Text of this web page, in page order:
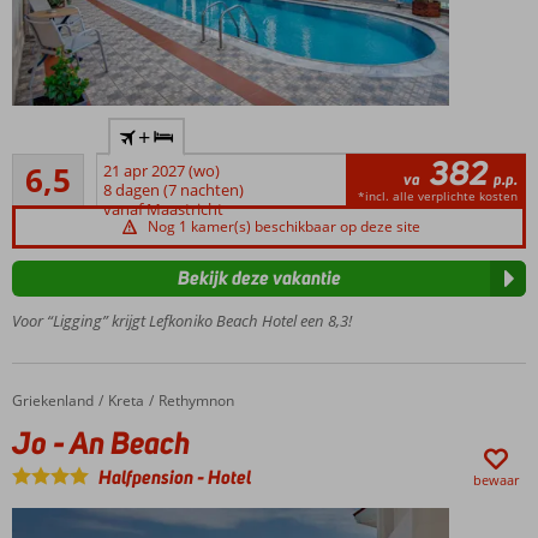
loopafstand
van het
strand
Winkeltjes,
restaurants
en bars in
de directe
omgeving
zwembaden
en apart
All
Inclusive
6,5Ruim voldoende
31
beoordelingen
+
21 apr 2027 (wo)
8 dagen (7 nachten)
vanaf Maastricht
va 382 p.p.
*incl. alle verplichte kosten
Nog 1 kamer(s) beschikbaar op deze site
Voor “Ligging” krijgt Lefkoniko Beach Hotel een 8,3!
Bekijk deze vakantie
Home
Griekenland Kreta Rethymnon
Jo - An Beach
Jo - An Beach
Halfpension-Hotel bewaar